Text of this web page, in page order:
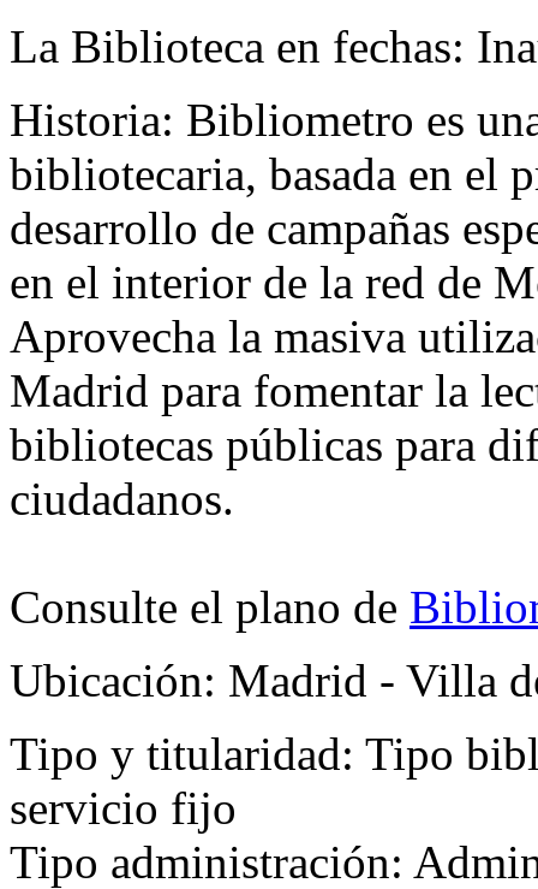
La Biblioteca en fechas:
Historia: Bibliometro es
bibliotecaria, basada en el
desarrollo de campañas
en el interior de la red de
Aprovecha la masiva
Madrid para fomentar la
bibliotecas públicas para
ciudadanos.
Consulte el plano de
Ubicación: Madrid - Villa
Tipo y titularidad: Tipo
servicio fijo
Tipo administración: